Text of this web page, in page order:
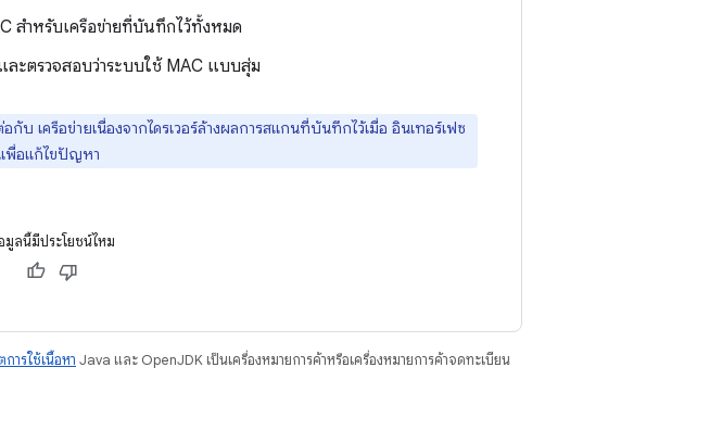
สำหรับเครือข่ายที่บันทึกไว้ทั้งหมด
ละตรวจสอบว่าระบบใช้ MAC แบบสุ่ม
บ เครือข่ายเนื่องจากไดรเวอร์ล้างผลการสแกนที่บันทึกไว้เมื่อ อินเทอร์เฟซ
พื่อแก้ไขปัญหา
มูลนี้มีประโยชน์ไหม
ารใช้เนื้อหา Java และ OpenJDK เป็นเครื่องหมายการค้าหรือเครื่องหมายการค้าจดทะเบียน